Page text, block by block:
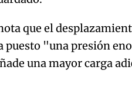
que el
puesto "una presión
una mayor carga